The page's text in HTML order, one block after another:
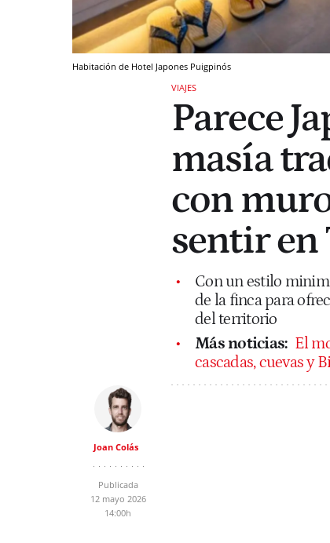
Habitación de Hotel Japones Puigpinós
VIAJES
Parece
masía
con
sentir en
Con un estilo
de la finca para
del territorio
Más noticias: El
cascadas, cuevas y
Joan Colás
Publicada
12 mayo 2026
14:00h